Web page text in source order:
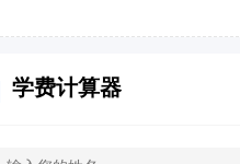
学费计算器